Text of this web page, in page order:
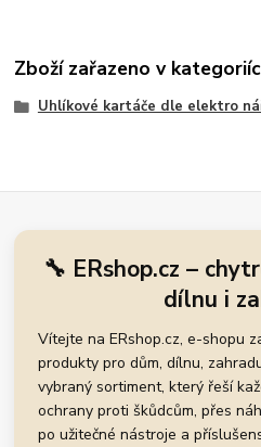
Zboží zařazeno v
Uhlíkové kartáče dle elektro
🔧 ERshop.cz –
dílnu i
Vítejte na ERshop.cz, e-shopu
produkty pro dům, dílnu,
vybraný sortiment, který řeší
ochrany proti škůdcům, přes
po užitečné nástroje a